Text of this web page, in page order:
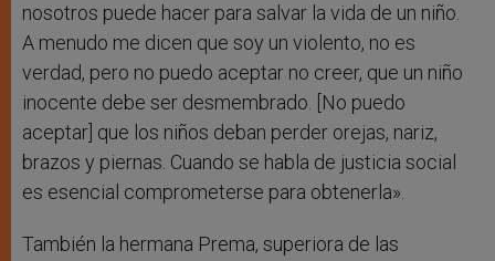
nosotros puede hacer para salvar la vida de un niño.
A menudo me dicen que soy un violento, no es
verdad, pero no puedo aceptar no creer, que un niño
inocente debe ser desmembrado. [No puedo
aceptar] que los niños deban perder orejas, nariz,
brazos y piernas. Cuando se habla de justicia social
es esencial comprometerse para obtenerla».
También la hermana Prema, superiora de las